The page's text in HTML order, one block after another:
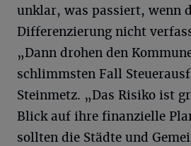
unklar, was passiert, wenn
Differenzierung nicht
„Dann drohen den
schlimmsten Fall
Steinmetz. „Das Risiko ist
Blick auf ihre finanzielle
sollten die Städte und